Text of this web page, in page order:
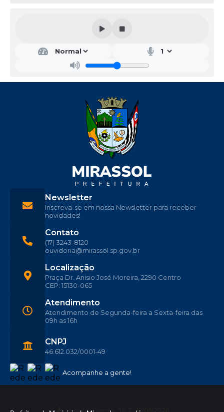
Acompanhe a gente!
Localização
Praça Dr. Anisio José Moreira, 2290 Centro
CEP: 15130-065
Contato
(17) 3243-8120
ouvidoria@mirassol.sp.gov.br
Atendimento
Atendimento de Segunda-feira a Sexta-feira das
09h as 16h
CNPJ
46.612.032/0001-49
Newsletter
Inscreva-se em nossa Newsletter para receber
novidades!
Versão do Sistema: 3.5.3 - 19/06/2026